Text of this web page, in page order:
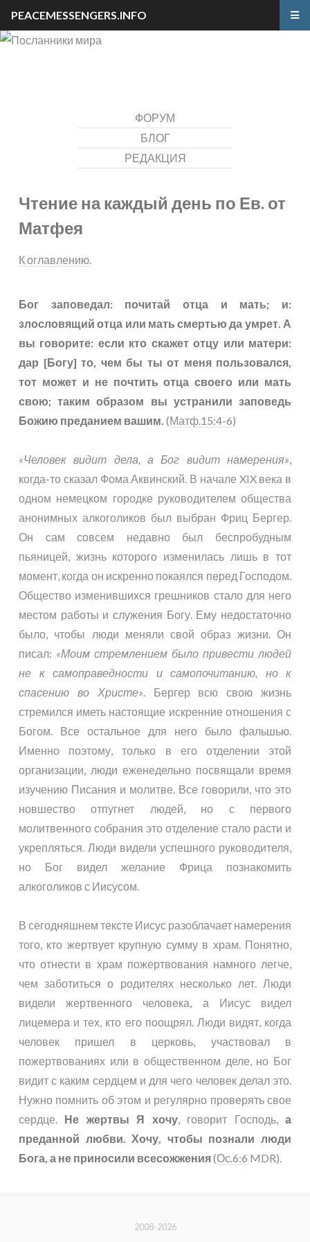
ФОРУМ
БЛОГ
РЕДАКЦИЯ
Чтение на каждый день по Ев. от
Матфея
К оглавлению.
Бог заповедал: почитай отца и мать; и:
злословящий отца или мать смертью да умрет. А
вы говорите: если кто скажет отцу или матери:
дар [Богу] то, чем бы ты от меня пользовался,
тот может и не почтить отца своего или мать
свою; таким образом вы устранили заповедь
Божию преданием вашим. (Матф.15:4-6)
«Человек видит дела, а Бог видит намерения»
когда-то сказал Фома Аквинский. В начале XIX века в
одном немецком городке руководителем общества
анонимных алкоголиков был выбран Фриц Бергер.
Он сам совсем недавно был беспробудным
пьяницей, жизнь которого изменилась лишь в тот
момент, когда он искренно покаялся перед Господом.
Общество изменившихся грешников стало для него
местом работы и служения Богу. Ему недостаточно
было, чтобы люди меняли свой образ жизни. Он
писал: «Моим стремлением было привести людей
не к самоправедности и самопочитанию, но к
спасению во Христе» . Бергер всю свою жизнь
стремился иметь настоящие искренние отношения с
Богом. Все остальное для него было фальшью.
Именно поэтому, только в его отделении этой
организации, люди еженедельно посвящали время
изучению Писания и молитве. Все говорили, что это
новшество отпугнет людей, но с первого
молитвенного собрания это отделение стало расти и
укрепляться. Люди видели успешного руководителя,
но Бог видел желание Фрица познакомить
алкоголиков с Иисусом.
В сегодняшнем тексте Иисус разоблачает намерения
того, кто жертвует крупную сумму в храм. Понятно,
что отнести в храм пожертвования намного легче,
чем заботиться о родителях несколько лет. Люди
видели жертвенного человека, а Иисус видел
лицемера и тех, кто его поощрял. Люди видят, когда
человек пришел в церковь, участвовал в
пожертвованиях или в общественном деле, но Бог
видит с каким сердцем и для чего человек делал это.
Нужно помнить об этом и регулярно проверять свое
сердце. Не жертвы Я хочу, говорит Господь,а
преданной любви. Хочу, чтобы познали люди
Бога, а не приносили всесожжения(Ос.6:6 MDR).
2008-2026
PEACEMESSENGERS.INFO